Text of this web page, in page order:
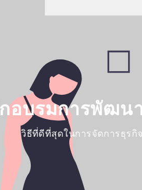
กอบรมการพัฒ
วิธีที่ดีที่สุดในการจัดการธุร